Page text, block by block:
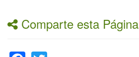
Comparte esta Página
Facebook